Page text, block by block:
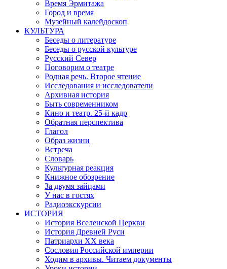
Время Эрмитажа
Город и время
Музейный калейдоскоп
КУЛЬТУРА
Беседы о литературе
Беседы о русской культуре
Русский Север
Поговорим о театре
Родная речь. Второе чтение
Исследования и исследователи
Архивная история
Быть современником
Кино и театр. 25-й кадр
Обратная перспектива
Глагол
Образ жизни
Встреча
Словарь
Культурная реакция
Книжное обозрение
За двумя зайцами
У нас в гостях
Радиоэкскурсии
ИСТОРИЯ
История Вселенской Церкви
История Древней Руси
Патриархи XX века
Сословия Российской империи
Ходим в архивы. Читаем документы